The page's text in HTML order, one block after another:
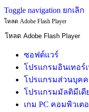
Toggle navigation ยกเลิก
โหลด Adobe Flash Player
ซอฟต์แวร์
โปรแกรมอินเทอร์
โปรแกรมส่วนบุค
โปรแกรมมัลติมีเดี
เกม PC คอมพิวเต